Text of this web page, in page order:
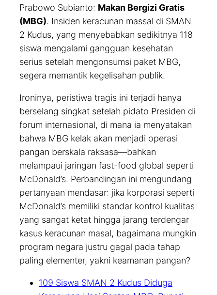
Prabowo Subianto: Makan Bergizi Gratis
(MBG). Insiden keracunan massal di SMAN
2 Kudus, yang menyebabkan sedikitnya 118
siswa mengalami gangguan kesehatan
serius setelah mengonsumsi paket MBG,
segera memantik kegelisahan publik.
Ironinya, peristiwa tragis ini terjadi hanya
berselang singkat setelah pidato Presiden di
forum internasional, di mana ia menyatakan
bahwa MBG kelak akan menjadi operasi
pangan berskala raksasa—bahkan
melampaui jaringan fast-food global seperti
McDonald’s. Perbandingan ini mengundang
pertanyaan mendasar: jika korporasi seperti
McDonald’s memiliki standar kontrol kualitas
yang sangat ketat hingga jarang terdengar
kasus keracunan masal, bagaimana mungkin
program negara justru gagal pada tahap
paling elementer, yakni keamanan pangan?
109 Siswa SMAN 2 Kudus Diduga